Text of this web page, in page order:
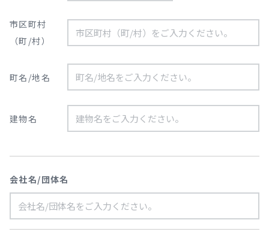
市区町村
（町/村）
町名/地名
建物名
会社名/団体名